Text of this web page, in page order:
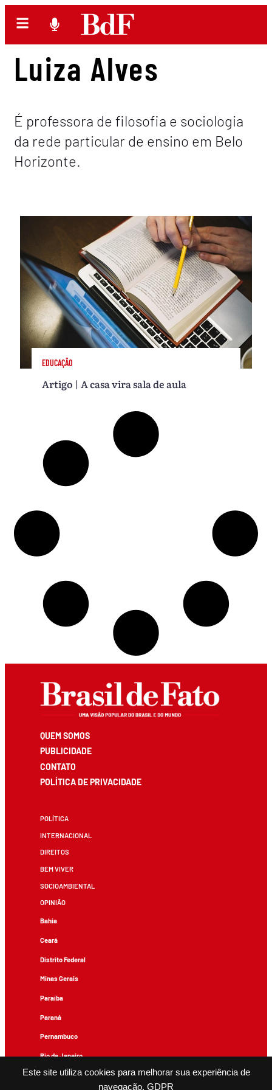
Este site utiliza cookies para melhorar sua experiência de
navegação. GDPR
Luiza Alves
É professora de filosofia e sociologia
da rede particular de ensino em Belo
Horizonte.
EDUCAÇÃO
Artigo | A casa vira sala de aula
QUEM SOMOS
PUBLICIDADE
CONTATO
POLÍTICA DE PRIVACIDADE
POLÍTICA
INTERNACIONAL
DIREITOS
BEM VIVER
SOCIOAMBIENTAL
OPINIÃO
Bahia
Ceará
Distrito Federal
Minas Gerais
Paraíba
Paraná
Pernambuco
Rio de Janeiro
Rio Grande do Sul